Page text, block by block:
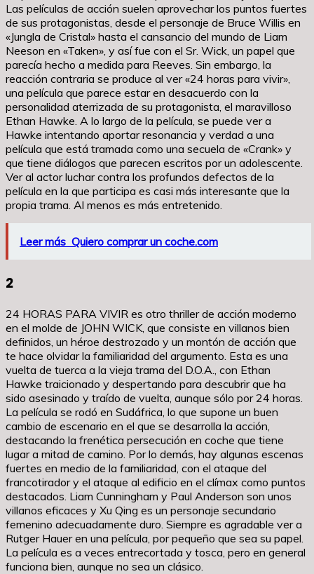
Las películas de acción suelen aprovechar los puntos fuertes
de sus protagonistas, desde el personaje de Bruce Willis en
«Jungla de Cristal» hasta el cansancio del mundo de Liam
Neeson en «Taken», y así fue con el Sr. Wick, un papel que
parecía hecho a medida para Reeves. Sin embargo, la
reacción contraria se produce al ver «24 horas para vivir»,
una película que parece estar en desacuerdo con la
personalidad aterrizada de su protagonista, el maravilloso
Ethan Hawke. A lo largo de la película, se puede ver a
Hawke intentando aportar resonancia y verdad a una
película que está tramada como una secuela de «Crank» y
que tiene diálogos que parecen escritos por un adolescente.
Ver al actor luchar contra los profundos defectos de la
película en la que participa es casi más interesante que la
propia trama. Al menos es más entretenido.
Leer más Quiero comprar un coche.com
2
24 HORAS PARA VIVIR es otro thriller de acción moderno
en el molde de JOHN WICK, que consiste en villanos bien
definidos, un héroe destrozado y un montón de acción que
te hace olvidar la familiaridad del argumento. Esta es una
vuelta de tuerca a la vieja trama del D.O.A., con Ethan
Hawke traicionado y despertando para descubrir que ha
sido asesinado y traído de vuelta, aunque sólo por 24 horas.
La película se rodó en Sudáfrica, lo que supone un buen
cambio de escenario en el que se desarrolla la acción,
destacando la frenética persecución en coche que tiene
lugar a mitad de camino. Por lo demás, hay algunas escenas
fuertes en medio de la familiaridad, con el ataque del
francotirador y el ataque al edificio en el clímax como puntos
destacados. Liam Cunningham y Paul Anderson son unos
villanos eficaces y Xu Qing es un personaje secundario
femenino adecuadamente duro. Siempre es agradable ver a
Rutger Hauer en una película, por pequeño que sea su papel.
La película es a veces entrecortada y tosca, pero en general
funciona bien, aunque no sea un clásico.